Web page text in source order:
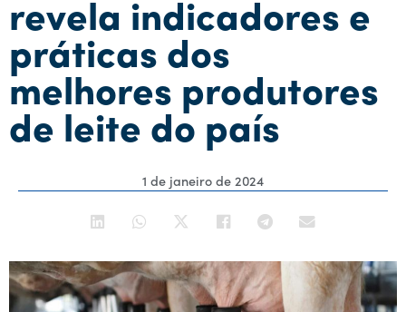
revela indicadores e
práticas dos
melhores produtores
de leite do país
1 de janeiro de 2024